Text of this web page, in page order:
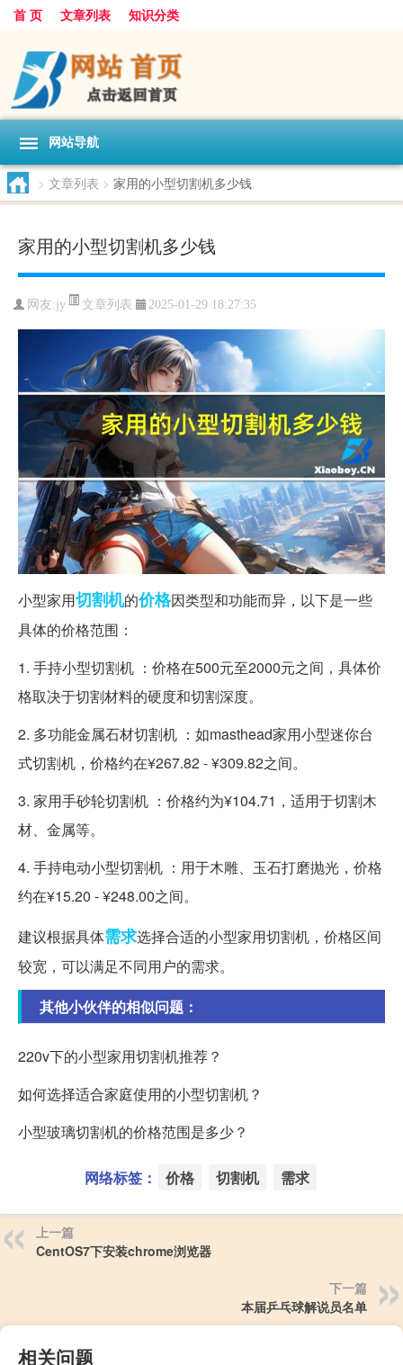
首 页 文章列表 知识分类
网站导航
> 文章列表 > 家用的小型切割机多少钱
家用的小型切割机多少钱
网友:jy 文章列表 2025-01-29 18:27:35
小型家用切割机的价格因类型和功能而异，以下是一些
具体的价格范围：
1. 手持小型切割机 ：价格在500元至2000元之间，具体价
格取决于切割材料的硬度和切割深度。
2. 多功能金属石材切割机 ：如masthead家用小型迷你台
式切割机，价格约在¥267.82 - ¥309.82之间。
3. 家用手砂轮切割机 ：价格约为¥104.71，适用于切割木
材、金属等。
4. 手持电动小型切割机 ：用于木雕、玉石打磨抛光，价格
约在¥15.20 - ¥248.00之间。
建议根据具体需求选择合适的小型家用切割机，价格区间
较宽，可以满足不同用户的需求。
其他小伙伴的相似问题：
220v下的小型家用切割机推荐？
如何选择适合家庭使用的小型切割机？
小型玻璃切割机的价格范围是多少？
网络标签： 价格 切割机 需求
上一篇
CentOS7下安装chrome浏览器
下一篇
本届乒乓球解说员名单
相关问题